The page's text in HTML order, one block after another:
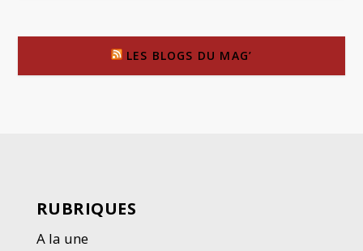
LES BLOGS DU MAG’
RUBRIQUES
A la une